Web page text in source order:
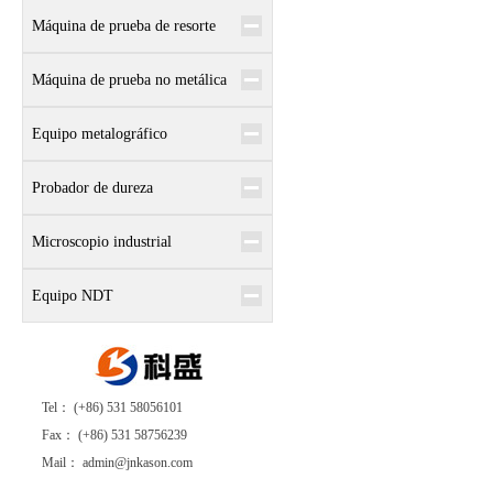
Máquina de prueba de resorte
Máquina de prueba no metálica
Equipo metalográfico
Probador de dureza
Microscopio industrial
Equipo NDT
Tel： (+86) 531 58056101
Fax： (+86) 531 58756239
Mail： admin@jnkason.com